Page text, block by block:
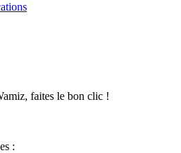
faites le bon clic !
: